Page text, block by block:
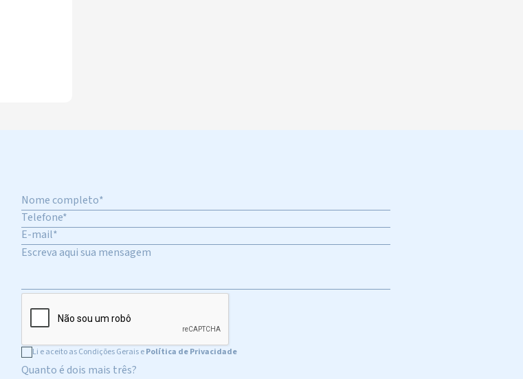
Li e aceito as Condições Gerais ePolítica de Privacidade
Quanto é dois mais três?